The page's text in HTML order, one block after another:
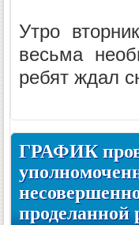
Утро
весьма
ребят ждал
ГРАФИК
проделанной